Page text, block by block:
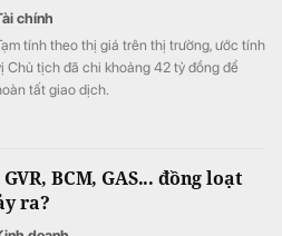
chính
tính theo thị giá trên thị trường, ước tính
Chủ tịch đã chi khoảng 42 tỷ đồng để
tất giao dịch.
BCM, GAS... đồng loạt
ra?